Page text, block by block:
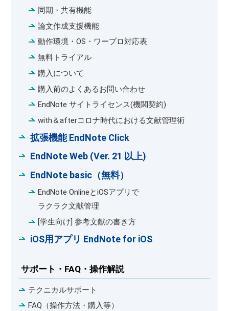
同期・共有機能
論文作成支援機能
動作環境・OS・ワープロ対応表
無料トライアル
購入について
購入前のよくあるお問い合わせ
EndNote サイトライセンス(機関契約)
with＆afterコロナ時代における文献管理術
拡張機能 EndNote Click
EndNote Web (Ver. 21 以上)
EndNote basic（無料）
EndNote OnlineとiOSアプリで
ラクラク文献管理
[学生向け] 参考文献の書き方
iOS用アプリ EndNote for iOS
サポート・FAQ・操作解説
テクニカルサポート
FAQ（操作方法・購入等）